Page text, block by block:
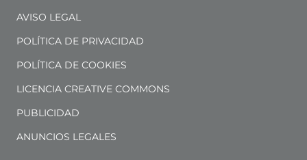
AVISO LEGAL
POLÍTICA DE PRIVACIDAD
POLÍTICA DE COOKIES
LICENCIA CREATIVE COMMONS
PUBLICIDAD
ANUNCIOS LEGALES